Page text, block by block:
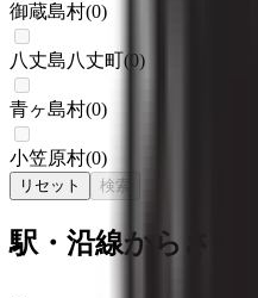
御蔵島村(0)
八丈島八丈町( 0)
青ヶ島村(0)
小笠原村(0)
リセット 検索
駅・沿線からさがす